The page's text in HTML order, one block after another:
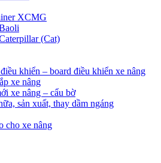
XCMG
(Cat)
khiển – board điều khiển xe nâng
xe nâng
xe nâng – cẩu bờ
sản xuất, thay dầm ngáng
cho xe nâng